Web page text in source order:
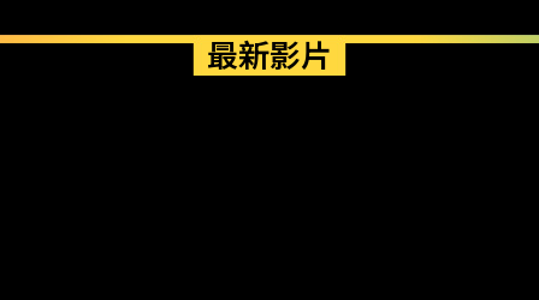
最新影片